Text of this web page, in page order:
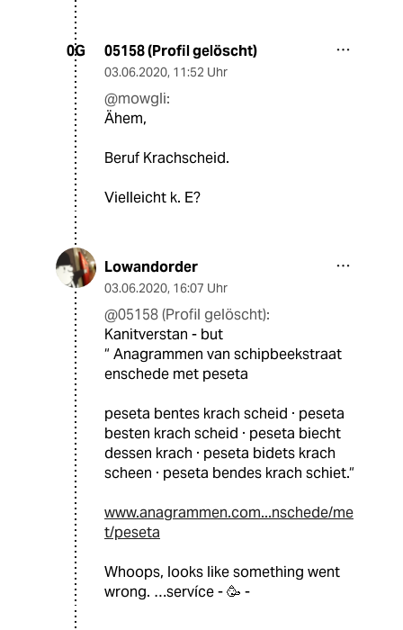
0G 05158 (Profil gelöscht)
03.06.2020, 11:52 Uhr
@mowgli:
Ähem,
Beruf Krachscheid.
Vielleicht k. E?
Lowandorder
03.06.2020, 16:07 Uhr
@05158 (Profil gelöscht):
Kanitverstan - but
“ Anagrammen van schipbeekstraat
enschede met peseta
peseta bentes krach scheid · peseta
besten krach scheid · peseta biecht
dessen krach · peseta bidets krach
scheen · peseta bendes krach schiet.“
www.anagrammen.com...nschede/me
t/peseta
Whoops, looks like something went
wrong. …servíce - 🥳 -